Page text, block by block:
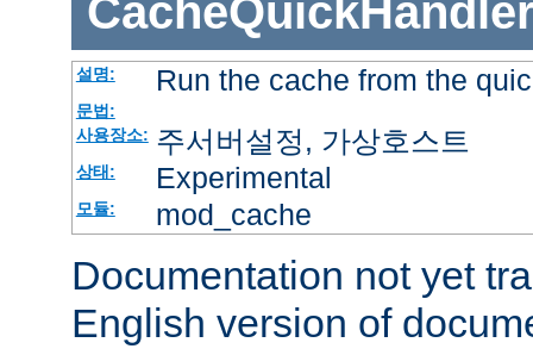
설명: Run the cache from the
문법:
사용장소: 주서버설정, 가상호스트
상태: Experimental
모듈: mod_cache
Documentation not yet
English version of